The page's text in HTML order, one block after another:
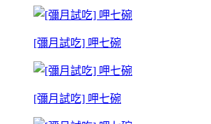
[彌月試吃] 呷七碗
[彌月試吃] 呷七碗